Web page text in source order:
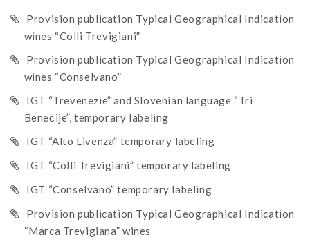
Provision publication Typical Geographical Indication
wines “Colli Trevigiani”
Provision publication Typical Geographical Indication
wines “Conselvano”
IGT “Trevenezie” and Slovenian language “Tri
Benečije”, temporary labeling
IGT “Alto Livenza” temporary labeling
IGT “Colli Trevigiani” temporary labeling
IGT “Conselvano” temporary labeling
Provision publication Typical Geographical Indication
“Marca Trevigiana” wines